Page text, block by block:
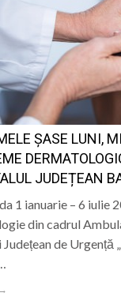
ȘASE LUNI,
JUDEȚEAN
1 ianuarie – 6 iulie
din cadrul
de Urgență